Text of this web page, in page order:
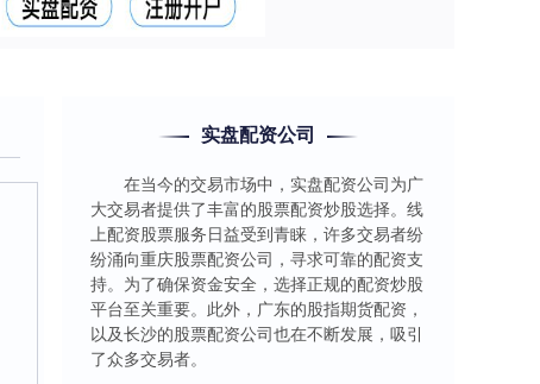
实盘配资公司
在当今的交易市场中，实盘配资公司为广
大交易者提供了丰富的股票配资炒股选择。线
上配资股票服务日益受到青睐，许多交易者纷
纷涌向重庆股票配资公司，寻求可靠的配资支
持。为了确保资金安全，选择正规的配资炒股
平台至关重要。此外，广东的股指期货配资，
以及长沙的股票配资公司也在不断发展，吸引
了众多交易者。